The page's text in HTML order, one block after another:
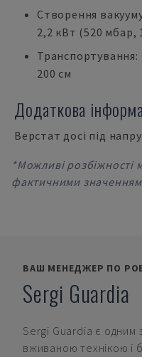
Створення
2,2 кВт (520 мбар,
Транспортування:
200 см
Додаткова
Верстат досі під
*Можливі розбіжності
фактичними
ВАШ МЕНЕДЖЕР ПО
Sergi Guardia
Sergi Guardia є одним
вживаною технікою і